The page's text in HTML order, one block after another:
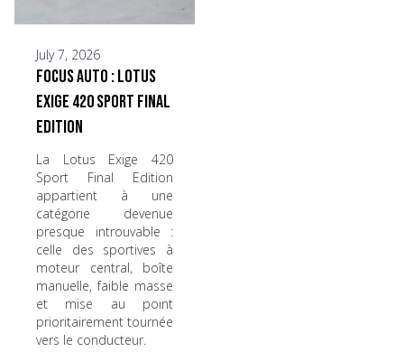
July 7, 2026
Focus Auto : Lotus
Exige 420 Sport Final
Edition
La Lotus Exige 420
Sport Final Edition
appartient à une
catégorie devenue
presque introuvable :
celle des sportives à
moteur central, boîte
manuelle, faible masse
et mise au point
prioritairement tournée
vers le conducteur.